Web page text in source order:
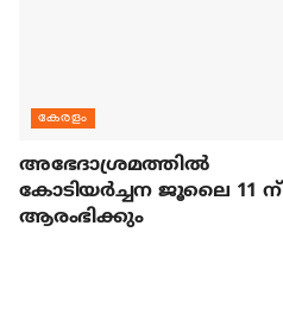
കേരളം
അഭേദാശ്രമത്തില്‍
കോടിയര്‍ച്ചന ജൂലൈ 11 ന്
ആരംഭിക്കും